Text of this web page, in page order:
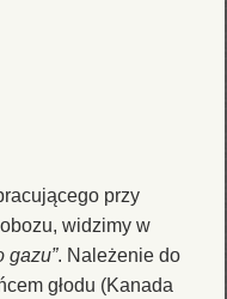
przy
widzimy w
gazu”. Należenie do
głodu (Kanada